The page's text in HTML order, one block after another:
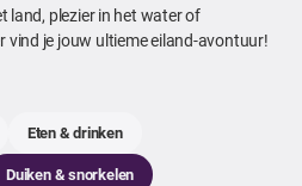
land, plezier in het water of
je jouw ultieme eiland-avontuur!
Eten & drinken
Duiken & snorkelen